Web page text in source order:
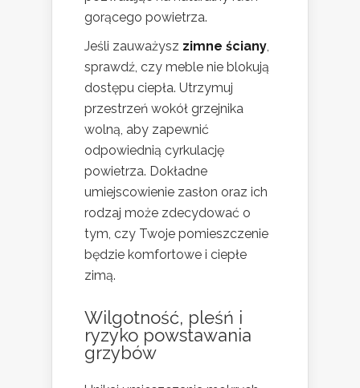
gorącego powietrza.
Jeśli zauważysz zimne ściany,
sprawdź, czy meble nie blokują
dostępu ciepła. Utrzymuj
przestrzeń wokół grzejnika
wolną, aby zapewnić
odpowiednią cyrkulację
powietrza. Dokładne
umiejscowienie zasłon oraz ich
rodzaj może zdecydować o
tym, czy Twoje pomieszczenie
będzie komfortowe i ciepłe
zimą.
Wilgotność, pleśń i
ryzyko powstawania
grzybów